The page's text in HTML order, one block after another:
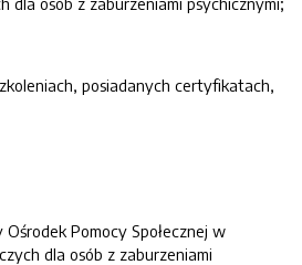
posiadanych certyfikatach,
Pomocy Społecznej w
dla osób z zaburzeniami